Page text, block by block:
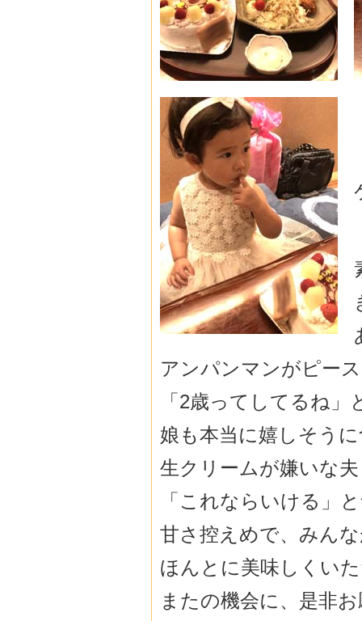
アンパンマンがピー
「2歳ってしてるね
娘も本当に嬉しそう
生クリームが嫌いな
「これならいける」
甘さ控えめで、みん
ほんとに美味しくい
またの機会に、是非